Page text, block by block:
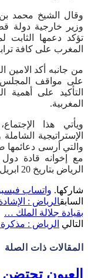
وقال الشيخ محمد
وزير خارجية دولة
تؤكد دعمها الثابت
المغرب على كافة
من جانبه أكد الامين
على مواقف المجلس
التأكيد على أهمية
المغربية.
ويأتي هذا
الإستراتيجية
والتي أرسى دعائمها
مع إخوانه قادة دول
الرياض بتاريخ 20 ابريل 2016.
شاركها. واتساب
السابقالرياض :
بقيادة جلالة الملك …
التالي الرياض :
المقالات ذات الصلة
العيون